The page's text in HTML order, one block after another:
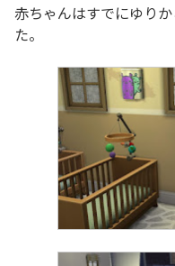
赤ちゃんはすでにゆり
た。